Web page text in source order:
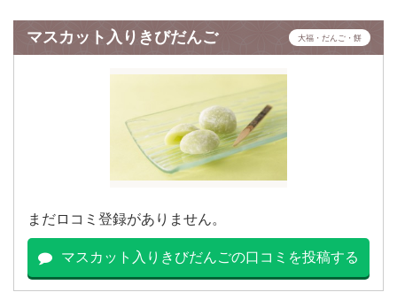
マスカット入りきびだんご 大福・だんご・餅
まだロコミ登録がありません。
マスカット入りきびだんごの口コミを投稿する